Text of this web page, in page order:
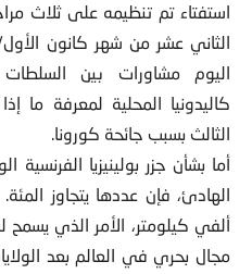
استفتاء تم تنظيمه على ثلاث
الثاني عشر من شهر كانون
اليوم مشاورات بين
كاليدونيا المحلية لمعرفة ما
الثالث بسبب جائحة كورونا.
أما بشأن جزر بولينيزيا
الهادئ، فإن عددها يتجاوز
ألفي كيلومتر، الأمر الذي يسمح
مجال بحري في العالم بعد